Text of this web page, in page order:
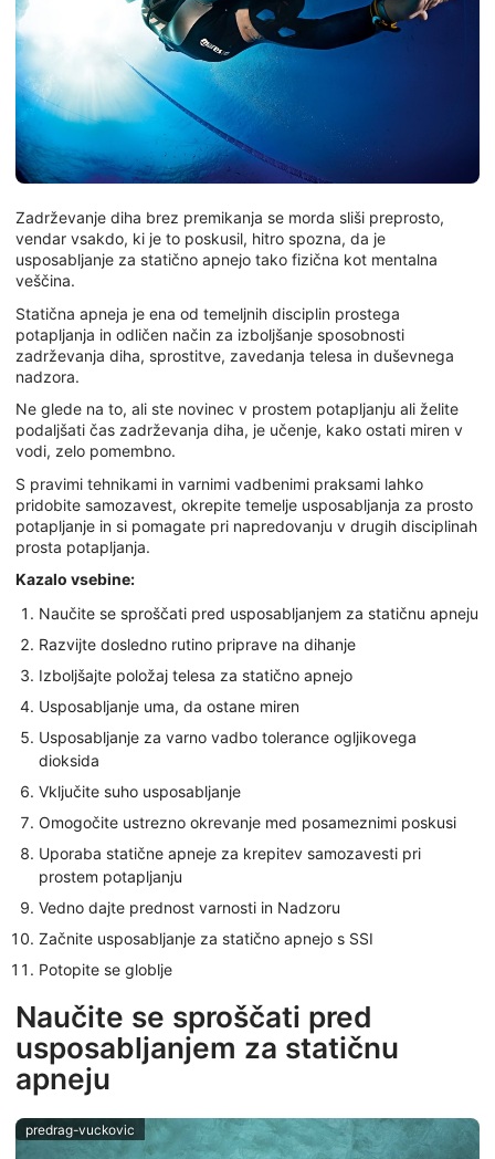
Zadrževanje diha brez premikanja se morda sliši preprosto,
vendar vsakdo, ki je to poskusil, hitro spozna, da je
usposabljanje za statično apnejo tako fizična kot mentalna
veščina.
Statična apneja je ena od temeljnih disciplin prostega
potapljanja in odličen način za izboljšanje sposobnosti
zadrževanja diha, sprostitve, zavedanja telesa in duševnega
nadzora.
Ne glede na to, ali ste novinec v prostem potapljanju ali želite
podaljšati čas zadrževanja diha, je učenje, kako ostati miren v
vodi, zelo pomembno.
S pravimi tehnikami in varnimi vadbenimi praksami lahko
pridobite samozavest, okrepite temelje usposabljanja za prosto
potapljanje in si pomagate pri napredovanju v drugih disciplinah
prosta potapljanja.
Kazalo vsebine:
Naučite se sproščati pred usposabljanjem za statičnu apneju
Razvijte dosledno rutino priprave na dihanje
Izboljšajte položaj telesa za statično apnejo
Usposabljanje uma, da ostane miren
Usposabljanje za varno vadbo tolerance ogljikovega
dioksida
Vključite suho usposabljanje
Omogočite ustrezno okrevanje med posameznimi poskusi
Uporaba statične apneje za krepitev samozavesti pri
prostem potapljanju
Vedno dajte prednost varnosti in Nadzoru
Začnite usposabljanje za statično apnejo s SSI
Potopite se globlje
Naučite se sproščati pred
usposabljanjem za statičnu
apneju
predrag-vuckovic